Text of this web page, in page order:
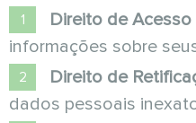
Direito de Acesso
informações sobre
Direito de
dados pessoais